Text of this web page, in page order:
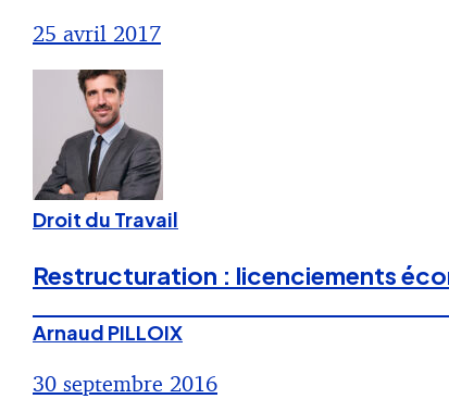
25 avril 2017
Droit du Travail
Restructuration : licenciements
Arnaud PILLOIX
30 septembre 2016